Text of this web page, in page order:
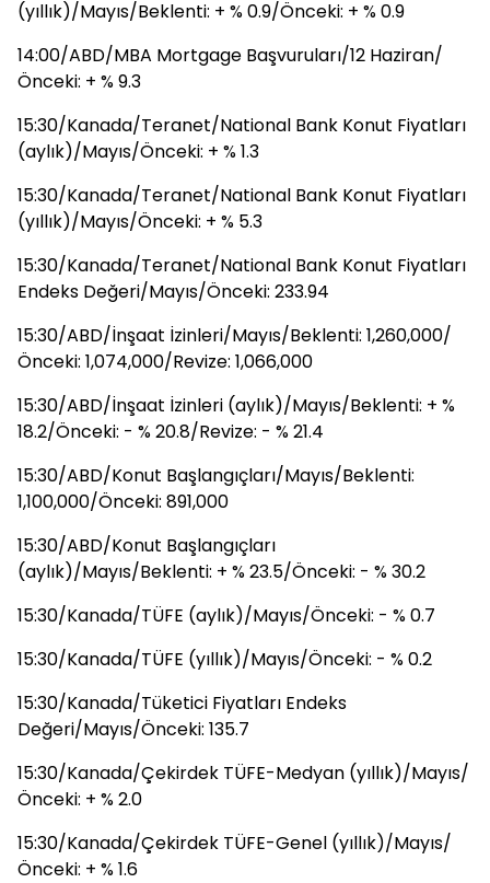
(yıllık)/Mayıs/Beklenti: + % 0.9/Önceki: + % 0.9
14:00/ABD/MBA Mortgage Başvuruları/12 Haziran/
Önceki: + % 9.3
15:30/Kanada/Teranet/National Bank Konut Fiyatları
(aylık)/Mayıs/Önceki: + % 1.3
15:30/Kanada/Teranet/National Bank Konut Fiyatları
(yıllık)/Mayıs/Önceki: + % 5.3
15:30/Kanada/Teranet/National Bank Konut Fiyatları
Endeks Değeri/Mayıs/Önceki: 233.94
15:30/ABD/İnşaat İzinleri/Mayıs/Beklenti: 1,260,000/
Önceki: 1,074,000/Revize: 1,066,000
15:30/ABD/İnşaat İzinleri (aylık)/Mayıs/Beklenti: + %
18.2/Önceki: - % 20.8/Revize: - % 21.4
15:30/ABD/Konut Başlangıçları/Mayıs/Beklenti:
1,100,000/Önceki: 891,000
15:30/ABD/Konut Başlangıçları
(aylık)/Mayıs/Beklenti: + % 23.5/Önceki: - % 30.2
15:30/Kanada/TÜFE (aylık)/Mayıs/Önceki: - % 0.7
15:30/Kanada/TÜFE (yıllık)/Mayıs/Önceki: - % 0.2
15:30/Kanada/Tüketici Fiyatları Endeks
Değeri/Mayıs/Önceki: 135.7
15:30/Kanada/Çekirdek TÜFE-Medyan (yıllık)/Mayıs/
Önceki: + % 2.0
15:30/Kanada/Çekirdek TÜFE-Genel (yıllık)/Mayıs/
Önceki: + % 1.6